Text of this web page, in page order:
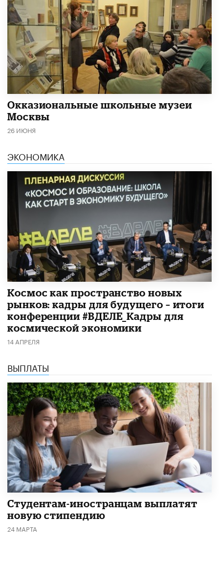
​Окказиональные школьные музеи
Москвы
26 ИЮНЯ
ЭКОНОМИКА
Космос как пространство новых
рынков: кадры для будущего – итоги
конференции #ВДЕЛЕ_Кадры для
космической экономики
14 АПРЕЛЯ
ВЫПЛАТЫ
Студентам-иностранцам выплатят
новую стипендию
24 МАРТА